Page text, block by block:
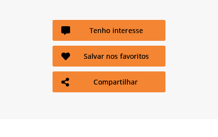
Tenho interesse
Salvar nos favoritos
Compartilhar